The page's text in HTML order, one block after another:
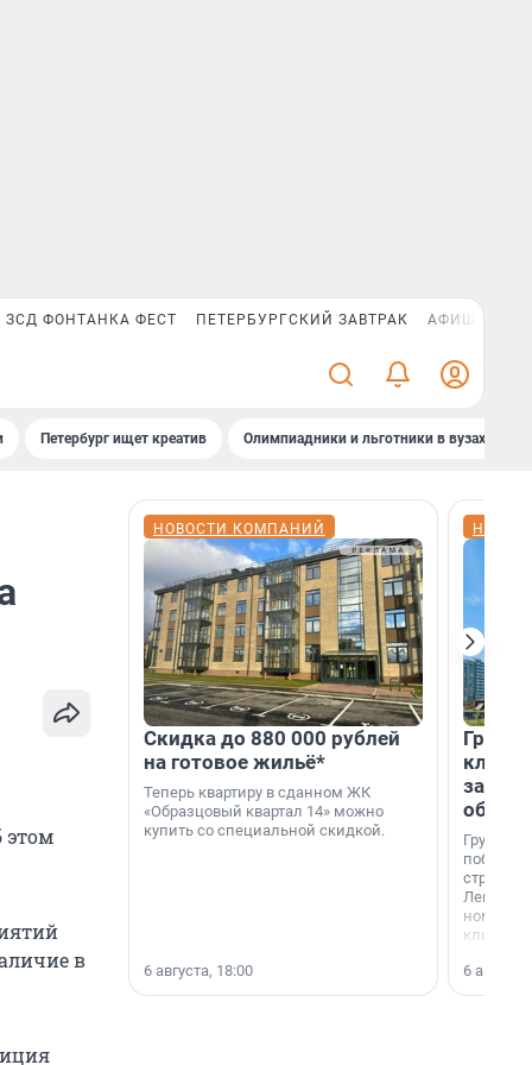
ЗСД ФОНТАНКА ФЕСТ ПЕТЕРБУРГСКИЙ ЗАВТРАК АФИША PLUS
Петербург ищет креатив Олимпиадники и льготники в вузах СПб
этом
в
НОВОСТИ КОМПАНИЙ
Скидка до 880 000 рублей
на готовое жильё*
Теперь квартиру в сданном ЖК
«Образцовый квартал 14» можно
купить со специальной скидкой.
6 августа, 18:00
Группа
области».
6